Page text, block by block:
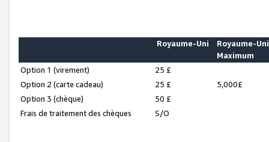
Royaume-Uni
Royaume-Uni
Maximum
Option 1 (virement)
25 £
Option 2 (carte cadeau)
25 £
5,000£
Option 3 (chèque)
50 £
Frais de traitement des chèques
S/O